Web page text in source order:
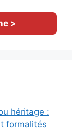
>
héritage :
formalités